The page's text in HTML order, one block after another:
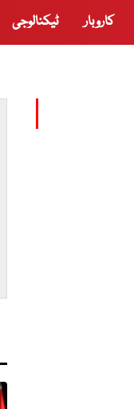
کاروبار ٹیکنالوجی